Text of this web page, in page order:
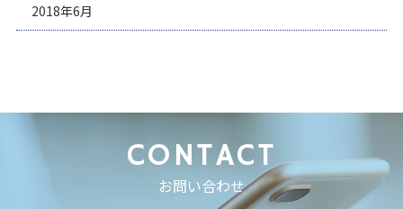
2018年6月
CONTACT
お問い合わせ